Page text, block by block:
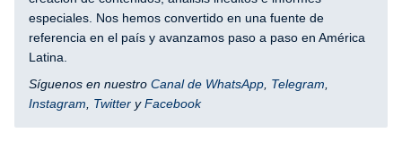
especiales. Nos hemos convertido en una fuente de
referencia en el país y avanzamos paso a paso en América
Latina.
Síguenos en nuestro Canal de WhatsApp, Telegram,
Instagram, Twitter yFacebook